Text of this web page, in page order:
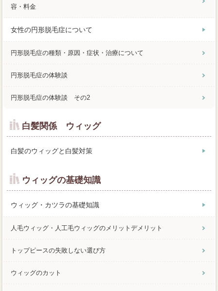
容・料金
女性の円形脱毛症について
円形脱毛症の種類・原因・症状・治療について
円形脱毛症の体験談
円形脱毛症の体験談 その2
白髪関係 ウィッグ
白髪のウィッグと白髪対策
ウィッグの基礎知識
ウィッグ・カツラの基礎知識
人毛ウィッグ・人工毛ウィッグのメリットデメリット
トップピースの失敗しない選び方
ウィッグのカット